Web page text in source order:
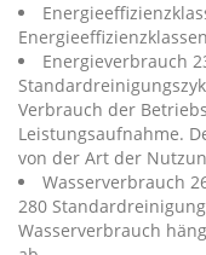
Energieverbrauch
Verbrauch der
Leistungsaufnahme.
von der Art der
Wasserverbrauch
280
Wasserverbrauch